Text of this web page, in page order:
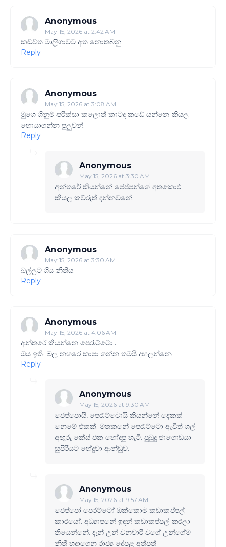
Anonymous
May 15, 2026 at 2:42 AM
කඩවත මාලිගාවට අත නොතබනු
Reply
Anonymous
May 15, 2026 at 3:08 AM
මුගෙ ගිනුම් පරික්සා කලොත් කාටද කඩේ යන්නෙ කියල
හොයාගන්න පුලුවන්.
Reply
Anonymous
May 15, 2026 at 3:30 AM
අන්තරේ කියන්නේ ජෙප්පන්ගේ අතකොළු
කියල කව්රුත් දන්නවනේ.
Anonymous
May 15, 2026 at 3:30 AM
බල්ලට ගිය නීතිය.
Reply
Anonymous
May 15, 2026 at 4:06 AM
අන්තරේ කියන්නෙ පෙරැට්ටො..
ඔය ඉතිං බල නහරෙ කාපා ගන්න තමයි දඟලන්නෙ
Reply
Anonymous
May 15, 2026 at 9:30 AM
ජෙප්පොයි, පෙ‍රැට්ටොයි කියන්නේ දෙකක්
නෙමේ එකක්. මතකනේ පෙ‍රැට්ටො ඇවිත් ගල්
අඟුරු කේස් එක හෝදපු හැටි. පුබුදු ජාගොඩයා
සුපිරියට හේදුවා ආන්ඩුව.
Anonymous
May 15, 2026 at 9:57 AM
ජෙප්පෝ පෙරට්ටෝ ඔක්කොම කඩාකප්පල්
කාරයෝ. අධ්‍යාපනේ ඉඳන් කඩාකප්පල් කරලා
තියෙන්නේ. දැන් උන් වනචාරී වගේ උන්ගේම
නීතී හදාගෙන රාජ්‍ය දේපළ අත්පත්